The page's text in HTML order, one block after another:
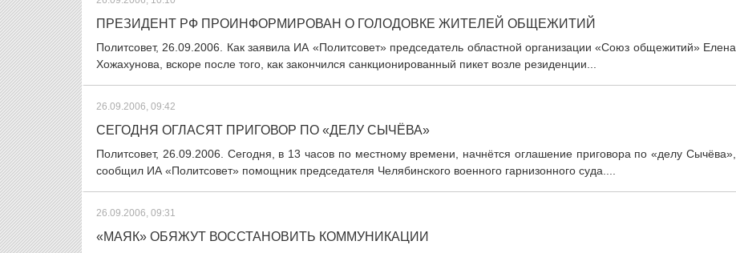
ПРЕЗИДЕНТ РФ ПРОИНФОРМИРОВАН О ГОЛОДОВКЕ ЖИТЕЛЕЙ ОБЩЕЖИТИЙ
Политсовет, 26.09.2006. Как заявила ИА «Политсовет» председатель областной организации «Союз общежитий» Елена
Хожахунова, вскоре после того, как закончился санкционированный пикет возле резиденции...
26.09.2006, 09:42
СЕГОДНЯ ОГЛАСЯТ ПРИГОВОР ПО «ДЕЛУ СЫЧЁВА»
Политсовет, 26.09.2006. Сегодня, в 13 часов по местному времени, начнётся оглашение приговора по «делу Сычёва»,
сообщил ИА «Политсовет» помощник председателя Челябинского военного гарнизонного суда....
26.09.2006, 09:31
«МАЯК» ОБЯЖУТ ВОССТАНОВИТЬ КОММУНИКАЦИИ